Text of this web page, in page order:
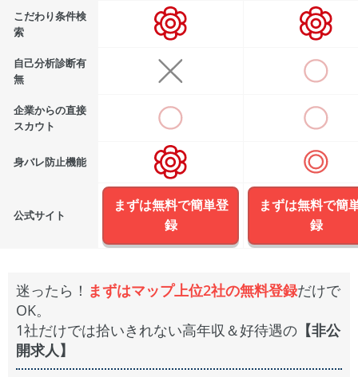
こだわり条件検
索
自己分析診断有
無
企業からの直接
スカウト
身バレ防止機能
公式サイト
まずは無料で簡単登
録
まずは無料で簡
録
迷ったら！ まずはマップ上位2社の無料登録だけで
OK。
1社だけでは拾いきれない高年収＆好待遇の 【非公
開求人】